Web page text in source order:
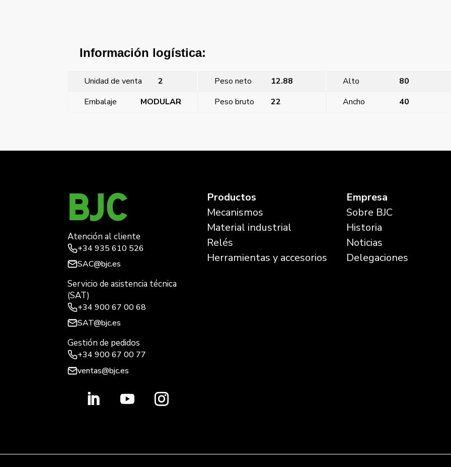
Información logística:
Unidad de venta 2 Peso neto 12.88 Alto 80
Embalaje
MODULAR Peso bruto 22 Ancho 40
Atención al cliente
+34935 610 526
SAC@bjc.es
Servicio de asistencia técnica
(SAT)
+34900 67 00 68
SAT@bjc.es
Gestión de pedidos
+34 900 67 00 77
ventas@bjc.es
Productos
Mecanismos
Material industrial
Relés
Herramientas y accesorios
Empresa
Sobre BJC
Historia
Noticias
Delegaciones